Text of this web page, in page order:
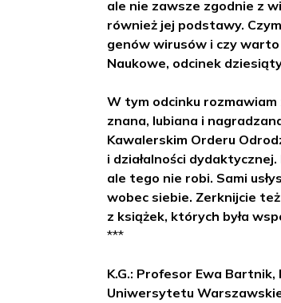
ale nie zawsze zgodnie z
również jej podstawy.
genów wirusów i czy
Naukowe, odcinek
W tym odcinku
znana, lubiana i
Kawalerskim Orderu
i działalności
ale tego nie robi. Sami
wobec siebie. Zerknijcie
z książek, których była
***
K.G.: Profesor Ewa
Uniwersytetu